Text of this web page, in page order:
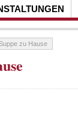
zu Hause